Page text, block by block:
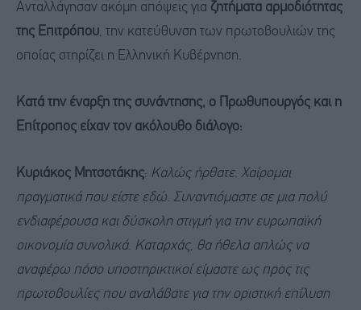
Ανταλλάγησαν ακόμη απόψεις για ζητήματα αρμοδιότητας
της Επιτρόπου, την κατεύθυνση των πρωτοβουλιών της
οποίας στηρίζει η Ελληνική Κυβέρνηση.
Κατά την έναρξη της συνάντησης, ο Πρωθυπουργός και η
Επίτροπος είχαν τον ακόλουθο διάλογο:
Κυριάκος Μητσοτάκης: Καλώς ήρθατε. Χαίρομαι
πραγματικά που είστε εδώ. Συναντιόμαστε σε μια πολύ
ενδιαφέρουσα και δύσκολη στιγμή για την ευρωπαϊκή
οικονομία συνολικά. Καταρχάς, θα ήθελα απλώς να
αναφέρω πόσο υποστηρικτικοί είμαστε ως προς τις
πρωτοβουλίες που αναλάβατε για την οριστική επίλυση